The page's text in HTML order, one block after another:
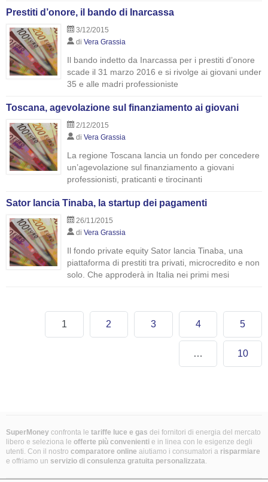
Prestiti d’onore, il bando di Inarcassa
3/12/2015
di Vera Grassia
Il bando indetto da Inarcassa per i prestiti d’onore
scade il 31 marzo 2016 e si rivolge ai giovani under
35 e alle madri professioniste
Toscana, agevolazione sul finanziamento ai giovani
2/12/2015
di Vera Grassia
La regione Toscana lancia un fondo per concedere
un’agevolazione sul finanziamento a giovani
professionisti, praticanti e tirocinanti
Sator lancia Tinaba, la startup dei pagamenti
26/11/2015
di Vera Grassia
Il fondo private equity Sator lancia Tinaba, una
piattaforma di prestiti tra privati, microcredito e non
solo. Che approderà in Italia nei primi mesi
1 2 3 4 5
… 10
SuperMoney confronta le tariffe luce e gas dei fornitori di energia del mercato
libero e seleziona le offerte più convenienti e in linea con le esigenze degli
utenti. Con il nostro comparatore online aiutiamo i consumatori a risparmiare
e offriamo un servizio di consulenza gratuita personalizzata.